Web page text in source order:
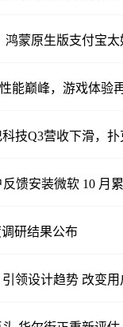
蒙原生版支付宝太
能巅峰，游戏体验
技Q3营收下滑，扑
反馈安装微软 10
研结果公布
领设计趋势 改变